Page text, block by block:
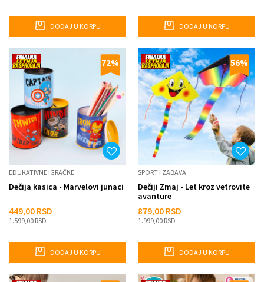
DODAJ U KORPU DODAJ U KORPU
72%
EDUKATIVNE IGRAČKE
Dečija kasica - Marvelovi junaci
449,00 RSD
1.599,00RSD
DODAJ U KORPU
56%
SPORT I ZABAVA
Dečiji Zmaj - Let kroz vetrovite
avanture
879,00 RSD
1.999,00RSD
DODAJ U KORPU